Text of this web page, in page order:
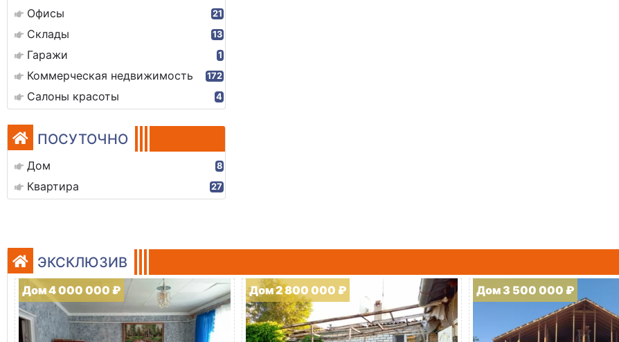
Офисы 21
Склады 13
Гаражи 1
Коммерческая недвижимость 172
Салоны красоты 4
ПОСУТОЧНО
Дом 8
Квартира 27
ЭКСКЛЮЗИВ
Дом 4 000 000 ₽ Дом 2 800 000 ₽ Дом 3 500 000 ₽